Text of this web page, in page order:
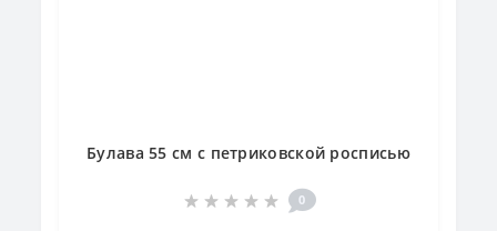
Булава 55 см с петриковской росписью
0